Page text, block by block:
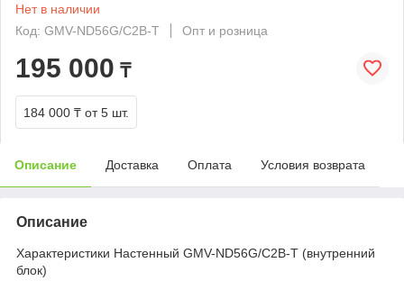
Нет в наличии
Код: GMV-ND56G/C2B-T
Опт и розница
195 000 ₸
184 000 ₸ от 5 шт.
Описание Доставка Оплата Условия возврата
Описание
Характеристики Настенный GMV-ND56G/C2B-T (внутренний
блок)